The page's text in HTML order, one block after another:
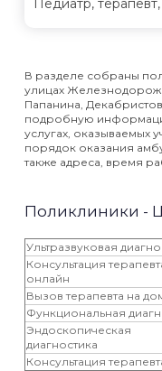
Педиатр,
В разделе собраны
улицах
Папанина,
подробную
услугах, оказываемых
порядок оказания
также адреса, время
Поликлиники -
Ультразвуковая
Консультация
онлайн
Вызов терапевта на
Функциональная
Эндоскопическая
диагностика
Консультация